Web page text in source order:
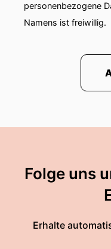
personenbezogene
Namens ist freiwillig.
Folge uns
Erhalte